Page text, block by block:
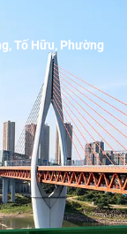
Tố Hữu, Phường